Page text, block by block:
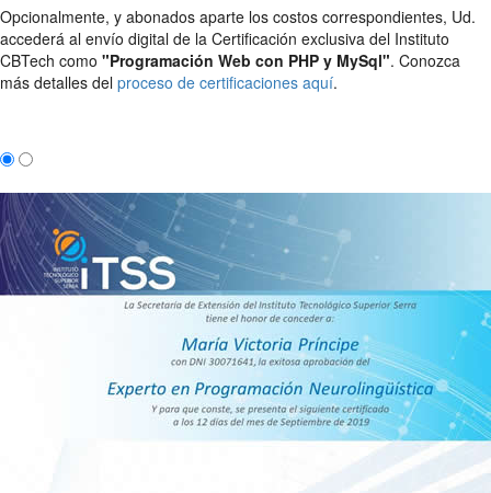
Opcionalmente, y abonados aparte los costos correspondientes, Ud.
accederá al envío digital de la Certificación exclusiva del Instituto
CBTech como "Programación Web con PHP y MySql". Conozca
más detalles del proceso de certificaciones aquí.